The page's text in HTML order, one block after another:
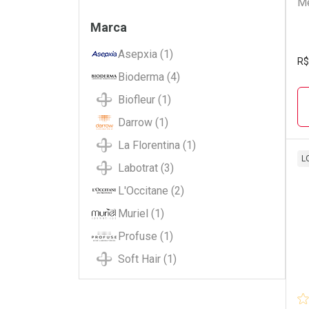
R$
Filtros
Marca
Asepxia (1)
Bioderma (4)
Biofleur (1)
Darrow (1)
La Florentina (1)
Labotrat (3)
L'Occitane (2)
Muriel (1)
Profuse (1)
Soft Hair (1)